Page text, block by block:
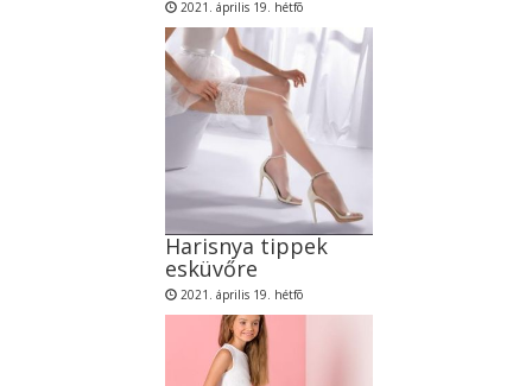
2021. április 19. hétfõ
Harisnya tippek
esküvőre
2021. április 19. hétfõ